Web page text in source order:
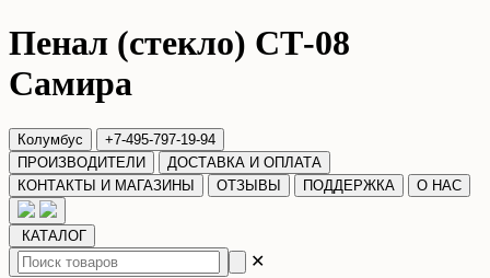
Пенал (стекло) СТ-08
Самира
Колумбус
+7-495-797-19-94
ПРОИЗВОДИТЕЛИ
ДОСТАВКА И ОПЛАТА
КОНТАКТЫ И МАГАЗИНЫ
ОТЗЫВЫ ПОДДЕРЖКА О НАС
КАТАЛОГ
✕